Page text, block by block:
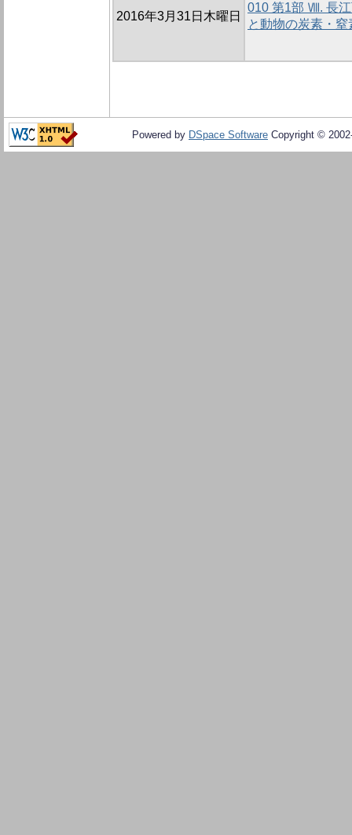
2016年3月31日木曜日
010 第1部 Ⅷ. 長
と動物の炭素・
Powered by DSpace Software Copyright ©